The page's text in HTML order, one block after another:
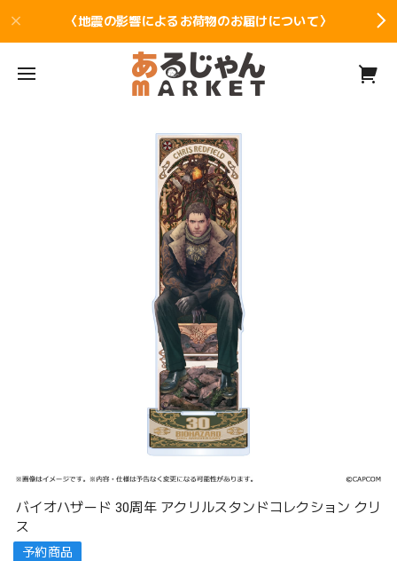
〈地震の影響によるお荷物のお届けについて〉
バイオハザード 30周年 アクリルスタンドコレクション クリ
ス
予約商品